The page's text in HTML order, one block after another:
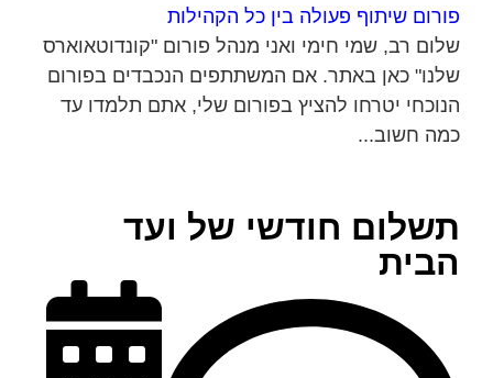
פורום שיתוף פעולה בין כל הקהילות
שלום רב, שמי חימי ואני מנהל פורום "קונדוטאוארס
שלנו" כאן באתר. אם המשתתפים הנכבדים בפורום
הנוכחי יטרחו להציץ בפורום שלי, אתם תלמדו עד
כמה חשוב...
תשלום חודשי של ועד
הבית